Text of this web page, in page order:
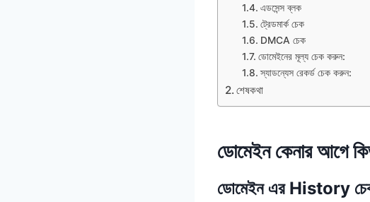
এডসেন্স ব্লক
ট্রেডমার্ক চেক
DMCA চেক
ডোমেইনের মূল্য চেক করুন:
স্যাডন্যেস রেকর্ড চেক করুন:
শেষকথা
ডোমেইন কেনার আগে
ডোমেইন এর History